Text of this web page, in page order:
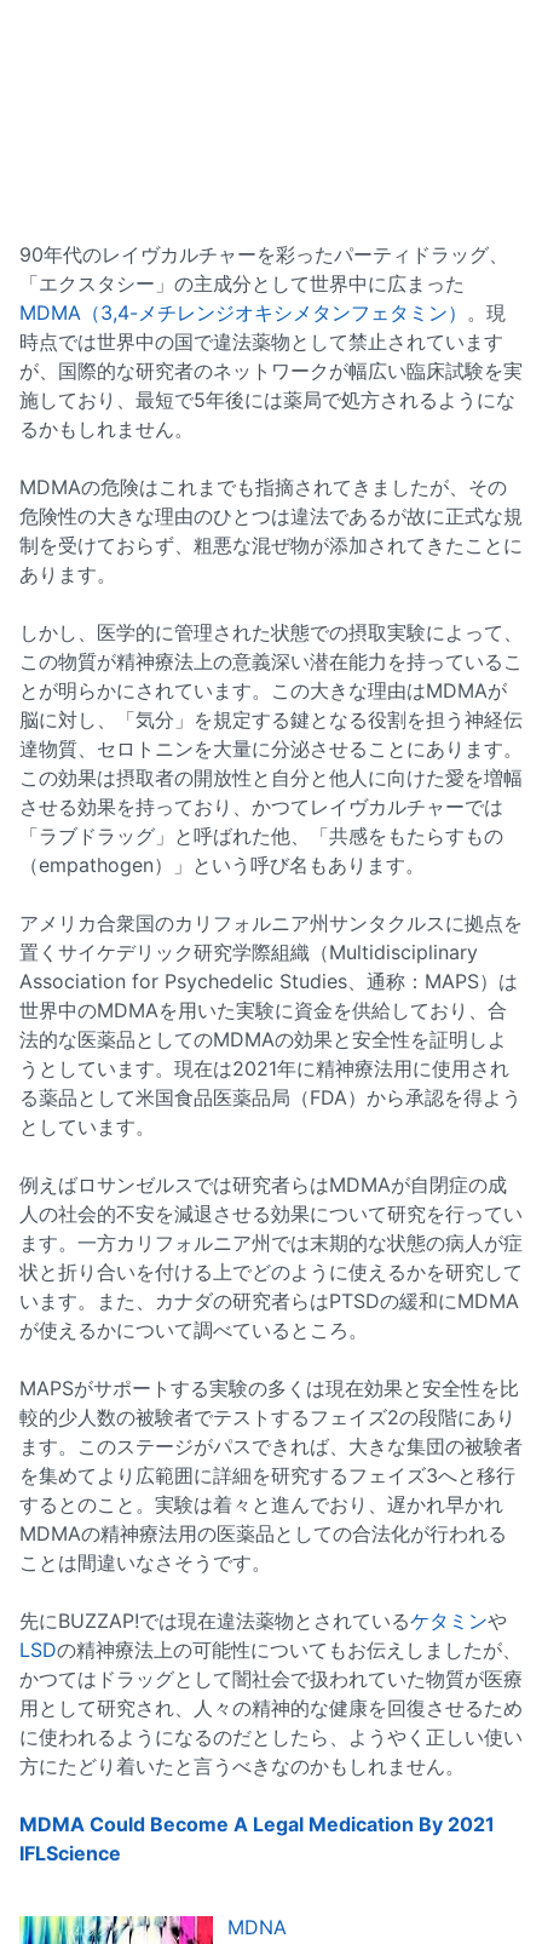
90年代のレイヴカルチャーを彩ったパーティドラッグ、
「エクスタシー」の主成分として世界中に広まった
MDMA（3,4-メチレンジオキシメタンフェタミン） 。現
時点では世界中の国で違法薬物として禁止されています
が、国際的な研究者のネットワークが幅広い臨床試験を実
施しており、最短で5年後には薬局で処方されるようにな
るかもしれません。
MDMAの危険はこれまでも指摘されてきましたが、その
危険性の大きな理由のひとつは違法であるが故に正式な規
制を受けておらず、粗悪な混ぜ物が添加されてきたことに
あります。
しかし、医学的に管理された状態での摂取実験によって、
この物質が精神療法上の意義深い潜在能力を持っているこ
とが明らかにされています。この大きな理由はMDMAが
脳に対し、「気分」を規定する鍵となる役割を担う神経伝
達物質、セロトニンを大量に分泌させることにあります。
この効果は摂取者の開放性と自分と他人に向けた愛を増幅
させる効果を持っており、かつてレイヴカルチャーでは
「ラブドラッグ」と呼ばれた他、「共感をもたらすもの
（empathogen）」という呼び名もあります。
アメリカ合衆国のカリフォルニア州サンタクルスに拠点を
置くサイケデリック研究学際組織（Multidisciplinary
Association for Psychedelic Studies、通称：MAPS）は
世界中のMDMAを用いた実験に資金を供給しており、合
法的な医薬品としてのMDMAの効果と安全性を証明しよ
うとしています。現在は2021年に精神療法用に使用され
る薬品として米国食品医薬品局（FDA）から承認を得よう
としています。
例えばロサンゼルスでは研究者らはMDMAが自閉症の成
人の社会的不安を減退させる効果について研究を行ってい
ます。一方カリフォルニア州では末期的な状態の病人が症
状と折り合いを付ける上でどのように使えるかを研究して
います。また、カナダの研究者らはPTSDの緩和にMDMA
が使えるかについて調べているところ。
MAPSがサポートする実験の多くは現在効果と安全性を比
較的少人数の被験者でテストするフェイズ2の段階にあり
ます。このステージがパスできれば、大きな集団の被験者
を集めてより広範囲に詳細を研究するフェイズ3へと移行
するとのこと。実験は着々と進んでおり、遅かれ早かれ
MDMAの精神療法用の医薬品としての合法化が行われる
ことは間違いなさそうです。
先にBUZZAP!では現在違法薬物とされているケタミンや
LSDの精神療法上の可能性についてもお伝えしましたが、
かつてはドラッグとして闇社会で扱われていた物質が医療
用として研究され、人々の精神的な健康を回復させるため
に使われるようになるのだとしたら、ようやく正しい使い
方にたどり着いたと言うべきなのかもしれません。
MDMA Could Become A Legal Medication By 2021
IFLScience
MDNA